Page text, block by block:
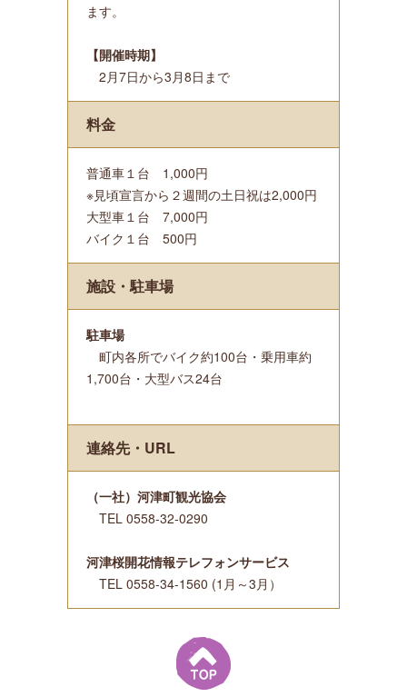
ます。
【開催時期】
2月7日から3月8日まで
料金
普通車１台 1,000円
※見頃宣言から２週間の土日祝は2,000円
大型車１台 7,000円
バイク１台 500円
施設・駐車場
駐車場
町内各所でバイク約100台・乗用車約
1,700台・大型バス24台
連絡先・URL
（一社）河津町観光協会
TEL 0558-32-0290
河津桜開花情報テレフォンサービス
TEL 0558-34-1560 (1月～3月）